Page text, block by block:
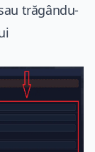
trăgându-